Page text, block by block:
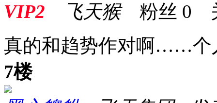
VIP2
飞天猴粉丝 0
真的和趋势作对啊……个
7楼